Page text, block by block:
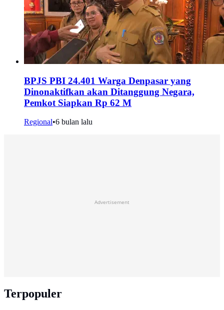
BPJS PBI 24.401 Warga Denpasar yang
Dinonaktifkan akan Ditanggung Negara,
Pemkot Siapkan Rp 62 M
Regional•6 bulan lalu
Advertisement
Terpopuler